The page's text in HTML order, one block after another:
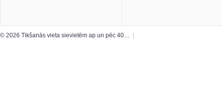
© 2026 Tikšanās vieta sievietēm ap un pēc 40…